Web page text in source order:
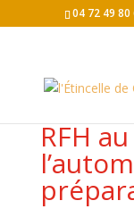
04 72 49 80
RFH